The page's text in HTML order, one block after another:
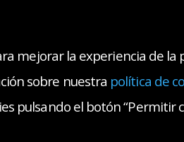
mejorar la experiencia de la
sobre nuestra política de
pulsando el botón “Permitir
INICIATIVAS COLEGIALES